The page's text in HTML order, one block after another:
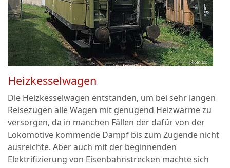
Heizkesselwagen
Die Heizkesselwagen entstanden, um bei sehr langen
Reisezügen alle Wagen mit genügend Heizwärme zu
versorgen, da in manchen Fällen der dafür von der
Lokomotive kommende Dampf bis zum Zugende nicht
ausreichte. Aber auch mit der beginnenden
Elektrifizierung von Eisenbahnstrecken machte sich